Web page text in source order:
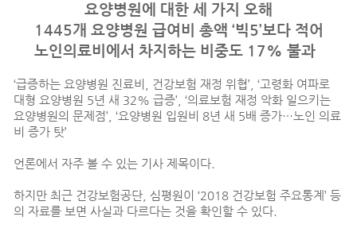
요양병원에 대한 세 가지 오해
1445개 요양병원 급여비 총액 ‘빅5’보다 적어
노인의료비에서 차지하는 비중도 17% 불과
‘급증하는 요양병원 진료비, 건강보험 재정 위협’, ‘고령화 여파로
대형 요양병원 5년 새 32% 급증’, ‘의료보험 재정 악화 일으키는
요양병원의 문제점’, ‘요양병원 입원비 8년 새 5배 증가…노인 의료
비 증가 탓’
언론에서 자주 볼 수 있는 기사 제목이다.
하지만 최근 건강보험공단, 심평원이 ‘2018 건강보험 주요통계’ 등
의 자료를 보면 사실과 다르다는 것을 확인할 수 있다.